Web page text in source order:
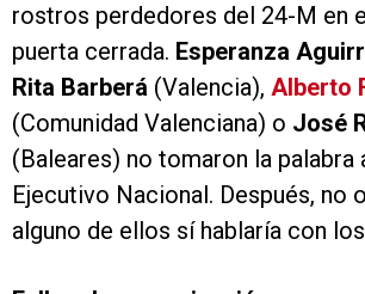
rostros perdedores del 24-M en
puerta cerrada. Esperanza
Rita Barberá (Valencia), Alberto
(Comunidad Valenciana) o José
(Baleares) no tomaron la palabra
Ejecutivo Nacional. Después, no
alguno de ellos sí hablaría con